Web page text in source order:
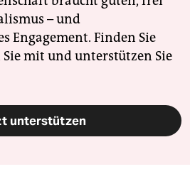
– und
Engagement. Finden Sie
Sie mit und unterstützen Sie
unterstützen